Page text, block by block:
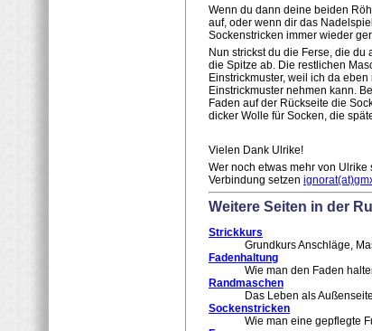
Wenn du dann deine beiden
auf, oder wenn dir das
Sockenstricken immer wieder
Nun strickst du die Ferse, die
die Spitze ab. Die restlichen
Einstrickmuster, weil ich da
Einstrickmuster nehmen kann.
Faden auf der Rückseite die
dicker Wolle für Socken, die
Vielen Dank Ulrike!
Wer noch etwas mehr von
Verbindung setzen
Weitere Seiten in der
Strickkurs
Grundkurs Anschläge,
Fadenhaltung
Wie man den Faden
Randmaschen
Das Leben als
Sockenstricken
Wie man eine gepflegte